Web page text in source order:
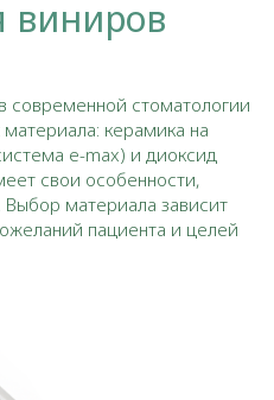
виниров
современной стоматологии
керамика на
e-max) и диоксид
свои особенности,
материала зависит
пациента и целей